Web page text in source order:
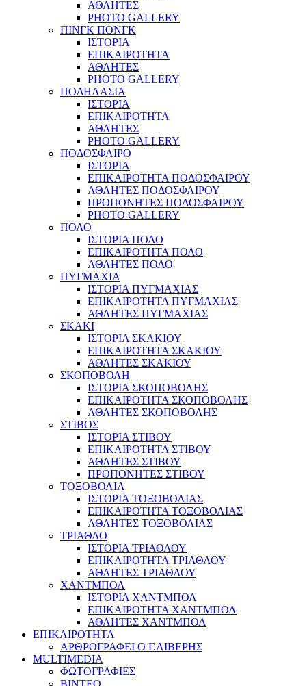
ΑΘΛΗΤΕΣ
PHOTO GALLERY
ΠΙΝΓΚ ΠΟΝΓΚ
ΙΣΤΟΡΙΑ
ΕΠΙΚΑΙΡΟΤΗΤΑ
ΑΘΛΗΤΕΣ
PHOTO GALLERY
ΠΟΔΗΛΑΣΙΑ
ΙΣΤΟΡΙΑ
ΕΠΙΚΑΙΡΟΤΗΤΑ
ΑΘΛΗΤΕΣ
PHOTO GALLERY
ΠΟΔΟΣΦΑΙΡΟ
ΙΣΤΟΡΙΑ
ΕΠΙΚΑΙΡΟΤΗΤΑ ΠΟΔΟΣΦΑΙΡΟΥ
ΑΘΛΗΤΕΣ ΠΟΔΟΣΦΑΙΡΟΥ
ΠΡΟΠΟΝΗΤΕΣ ΠΟΔΟΣΦΑΙΡΟΥ
PHOTO GALLERY
ΠΟΛΟ
ΙΣΤΟΡΙΑ ΠΟΛΟ
ΕΠΙΚΑΙΡΟΤΗΤΑ ΠΟΛΟ
ΑΘΛΗΤΕΣ ΠΟΛΟ
ΠΥΓΜΑΧΙΑ
ΙΣΤΟΡΙΑ ΠΥΓΜΑΧΙΑΣ
ΕΠΙΚΑΙΡΟΤΗΤΑ ΠΥΓΜΑΧΙΑΣ
ΑΘΛΗΤΕΣ ΠΥΓΜΑΧΙΑΣ
ΣΚΑΚΙ
ΙΣΤΟΡΙΑ ΣΚΑΚΙΟΥ
ΕΠΙΚΑΙΡΟΤΗΤΑ ΣΚΑΚΙΟΥ
ΑΘΛΗΤΕΣ ΣΚΑΚΙΟΥ
ΣΚΟΠΟΒΟΛΗ
ΙΣΤΟΡΙΑ ΣΚΟΠΟΒΟΛΗΣ
ΕΠΙΚΑΙΡΟΤΗΤΑ ΣΚΟΠΟΒΟΛΗΣ
ΑΘΛΗΤΕΣ ΣΚΟΠΟΒΟΛΗΣ
ΣΤΙΒΟΣ
ΙΣΤΟΡΙΑ ΣΤΙΒΟΥ
ΕΠΙΚΑΙΡΟΤΗΤΑ ΣΤΙΒΟΥ
ΑΘΛΗΤΕΣ ΣΤΙΒΟΥ
ΠΡΟΠΟΝΗΤΕΣ ΣΤΙΒΟΥ
ΤΟΞΟΒΟΛΙΑ
ΙΣΤΟΡΙΑ ΤΟΞΟΒΟΛΙΑΣ
ΕΠΙΚΑΙΡΟΤΗΤΑ ΤΟΞΟΒΟΛΙΑΣ
ΑΘΛΗΤΕΣ ΤΟΞΟΒΟΛΙΑΣ
ΤΡΙΑΘΛΟ
ΙΣΤΟΡΙΑ ΤΡΙΑΘΛΟΥ
ΕΠΙΚΑΙΡΟΤΗΤΑ ΤΡΙΑΘΛΟΥ
ΑΘΛΗΤΕΣ ΤΡΙΑΘΛΟΥ
ΧΑΝΤΜΠΟΛ
ΙΣΤΟΡΙΑ ΧΑΝΤΜΠΟΛ
ΕΠΙΚΑΙΡΟΤΗΤΑ ΧΑΝΤΜΠΟΛ
ΑΘΛΗΤΕΣ ΧΑΝΤΜΠΟΛ
ΕΠΙΚΑΙΡΟΤΗΤΑ
ΑΡΘΡΟΓΡΑΦΕΙ Ο Γ.ΛΙΒΕΡΗΣ
MULTIMEDIA
ΦΩΤΟΓΡΑΦΙΕΣ
ΒΙΝΤΕΟ